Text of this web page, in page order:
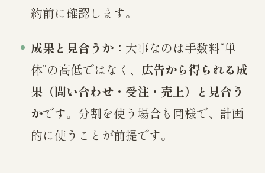
約前に確認します。
成果と見合うか： 大事なのは手数料“単
体”の高低ではなく、 広告から得られる成
果（問い合わせ・受注・売上）と見合う
かです。分割を使う場合も同様で、計画
的に使うことが前提です。